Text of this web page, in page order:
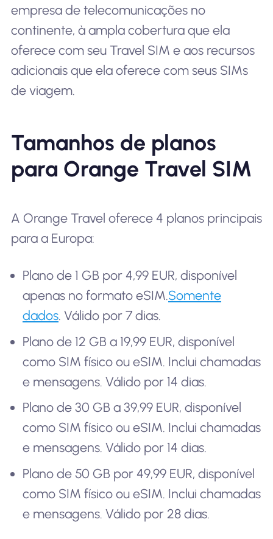
empresa de telecomunicações no
continente, à ampla cobertura que ela
oferece com seu Travel SIM e aos recursos
adicionais que ela oferece com seus SIMs
de viagem.
Tamanhos de planos
para Orange Travel SIM
A Orange Travel oferece 4 planos principais
para a Europa:
Plano de 1 GB por 4,99 EUR, disponível
apenas no formato eSIM.Somente
dados. Válido por 7 dias.
Plano de 12 GB a 19,99 EUR, disponível
como SIM físico ou eSIM. Inclui chamadas
e mensagens. Válido por 14 dias.
Plano de 30 GB a 39,99 EUR, disponível
como SIM físico ou eSIM. Inclui chamadas
e mensagens. Válido por 14 dias.
Plano de 50 GB por 49,99 EUR, disponível
como SIM físico ou eSIM. Inclui chamadas
e mensagens. Válido por 28 dias.